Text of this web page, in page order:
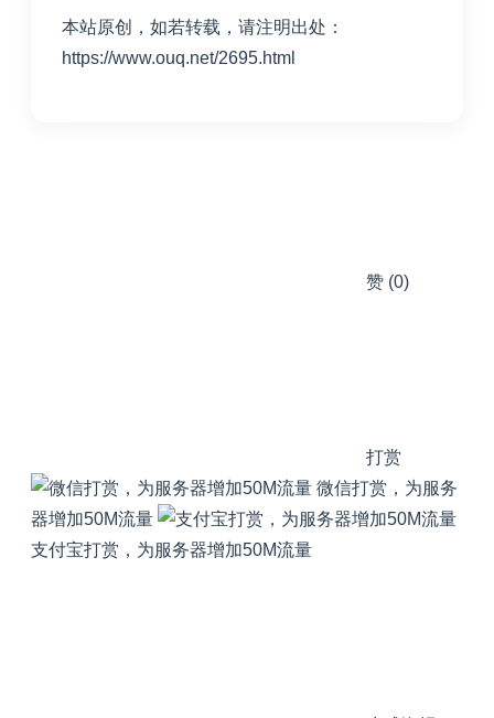
本站原创，如若转载，请注明出处：
https://www.ouq.net/2695.html
赞 (0)
打赏
微信打赏，为服务
器增加50M流量
支付宝打赏，为服务器增加50M流量